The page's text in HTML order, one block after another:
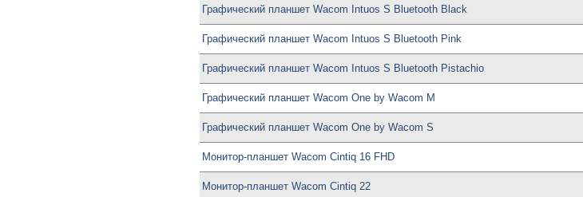
Графический планшет Wacom Intuos S Bluetooth Black
Графический планшет Wacom Intuos S Bluetooth Pink
Графический планшет Wacom Intuos S Bluetooth Pistachio
Графический планшет Wacom One by Wacom M
Графический планшет Wacom One by Wacom S
Монитор-планшет Wacom Cintiq 16 FHD
Монитор-планшет Wacom Cintiq 22